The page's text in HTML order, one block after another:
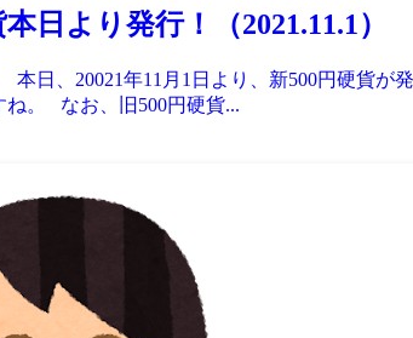
日より発行！（2021.11.1）
日、20021年11月1日より、新500円硬貨
ね。 なお、旧500円硬貨...